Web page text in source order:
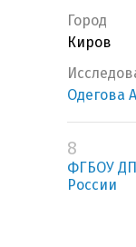
Город
Киров
Одегова
8
ФГБОУ
России